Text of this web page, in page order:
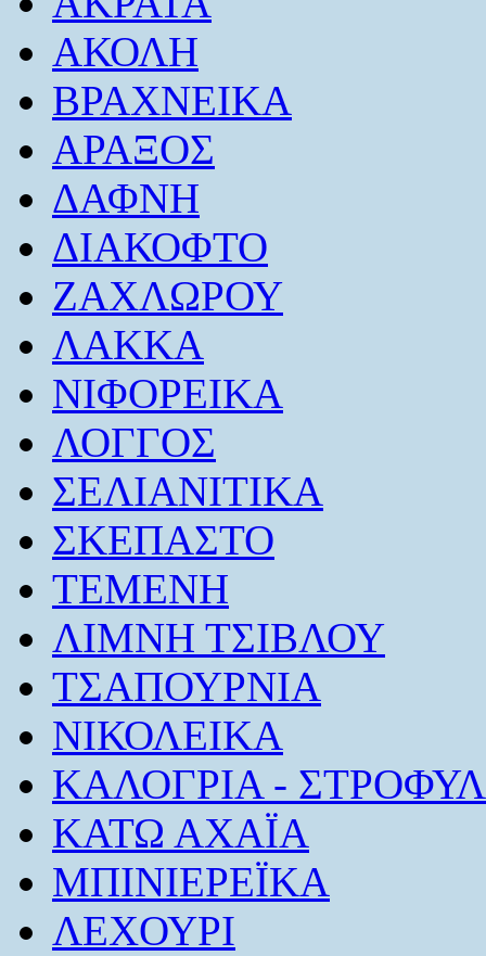
ΑΚΟΛΗ
ΒΡΑΧΝΕΙΚΑ
ΑΡΑΞΟΣ
ΔΑΦΝΗ
ΔΙΑΚΟΦΤΟ
ΖΑΧΛΩΡΟΥ
ΛΑΚΚΑ
ΝΙΦΟΡΕΙΚΑ
ΛΟΓΓΟΣ
ΣΕΛΙΑΝΙΤΙΚΑ
ΣΚΕΠΑΣΤΟ
ΤΕΜΕΝΗ
ΛΙΜΝΗ ΤΣΙΒΛΟΥ
ΤΣΑΠΟΥΡΝΙΑ
ΝΙΚΟΛΕΙΚΑ
ΚΑΛΟΓΡΙΑ -
ΚΑΤΩ ΑΧΑΪΑ
ΜΠΙΝΙΕΡΕΪΚΑ
ΛΕΧΟΥΡΙ